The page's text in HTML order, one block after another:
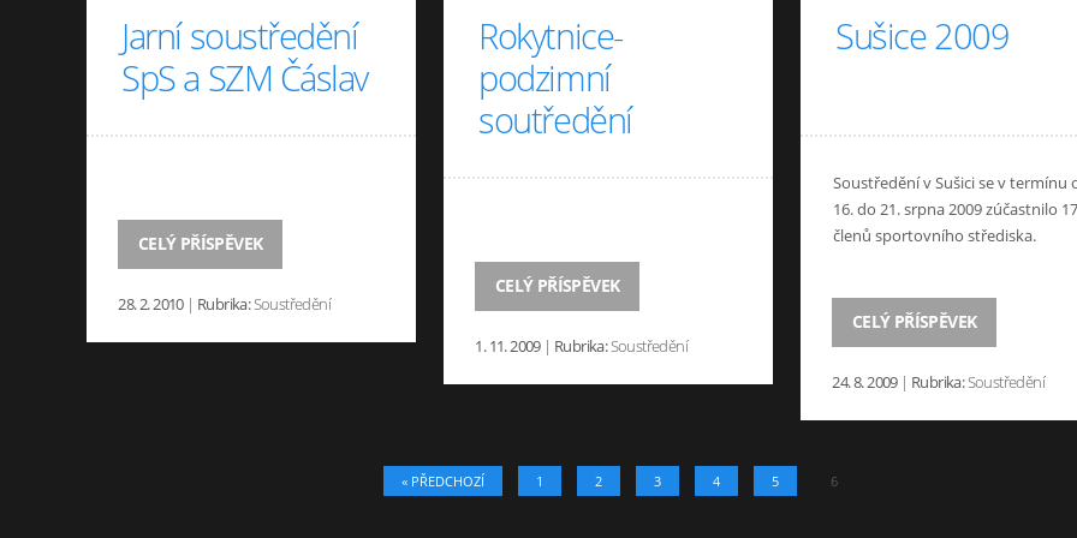
Jarní soustředění
SpS a SZM Čáslav
CELÝ PŘÍSPĚVEK
28. 2. 2010 | Rubrika:Soustředění
Rokytnice-
podzimní
soutředění
CELÝ PŘÍSPĚVEK
1. 11. 2009 | Rubrika:Soustředění
Sušice 2009
Soustředění v Sušici se v termínu
16. do 21. srpna 2009 zúčastnilo 17
členů sportovního střediska.
CELÝ PŘÍSPĚVEK
24. 8. 2009 | Rubrika:Soustředění
« PŘEDCHOZÍ 1 2 3 4 5 6